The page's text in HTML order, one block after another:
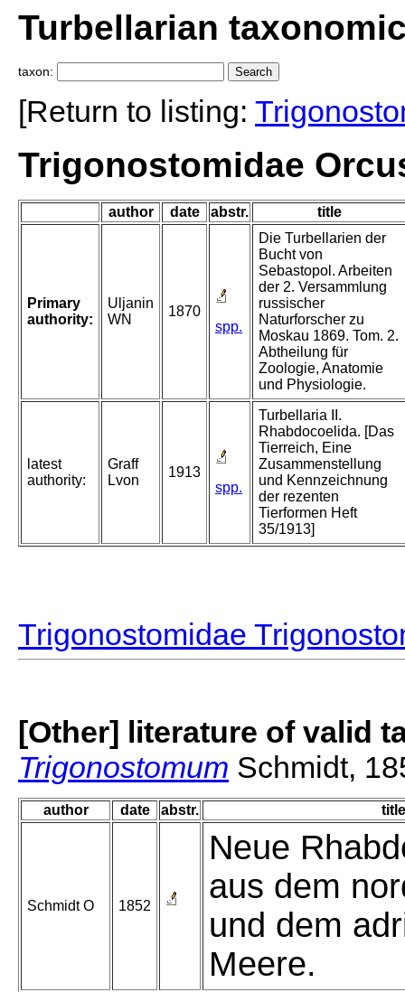
Turbellarian
taxon:
[Return to listing:
Trigonostomidae
author date abstr. title
Primary
authority:
Uljanin
WN
1870
spp.
Die Turbellarien der
Bucht von
Sebastopol. Arbeiten
der 2. Versammlung
russischer
Naturforscher zu
Moskau 1869. Tom. 2.
Abtheilung für
Zoologie, Anatomie
und Physiologie.
latest
authority:
Graff
Lvon
1913
spp.
Turbellaria II.
Rhabdocoelida. [Das
Tierreich, Eine
Zusammenstellung
und Kennzeichnung
der rezenten
Tierformen Heft
35/1913]
Trigonostomidae
[Other] literature of valid
Trigonostomum Schmidt,
author date abstr. title
Schmidt O 1852
Neue
aus dem
und dem
Meere.